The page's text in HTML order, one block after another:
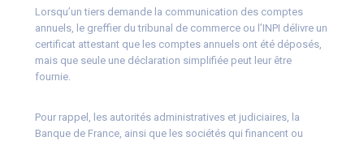
Lorsqu’un tiers demande la communication des comptes
annuels, le greffier du tribunal de commerce ou l’INPI délivre un
certificat attestant que les comptes annuels ont été déposés,
mais que seule une déclaration simplifiée peut leur être
fournie.
Pour rappel, les autorités administratives et judiciaires, la
Banque de France, ainsi que les sociétés qui financent ou